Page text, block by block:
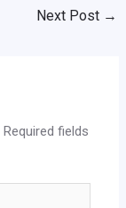
Next Post →
Required fields